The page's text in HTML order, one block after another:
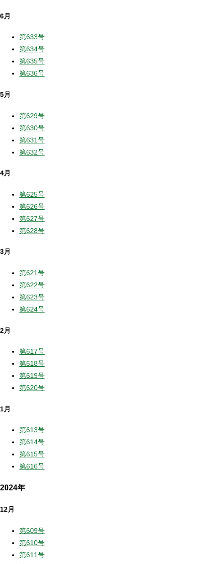
6月
第633号
第634号
第635号
第636号
5月
第629号
第630号
第631号
第632号
4月
第625号
第626号
第627号
第628号
3月
第621号
第622号
第623号
第624号
2月
第617号
第618号
第619号
第620号
1月
第613号
第614号
第615号
第616号
2024年
12月
第609号
第610号
第611号